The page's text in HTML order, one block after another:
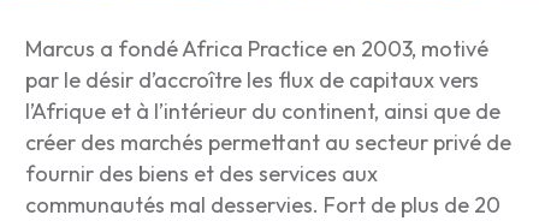
Marcus a fondé Africa Practice en 2003, motivé
par le désir d’accroître les flux de capitaux vers
l’Afrique et à l’intérieur du continent, ainsi que de
créer des marchés permettant au secteur privé de
fournir des biens et des services aux
communautés mal desservies. Fort de plus de 20